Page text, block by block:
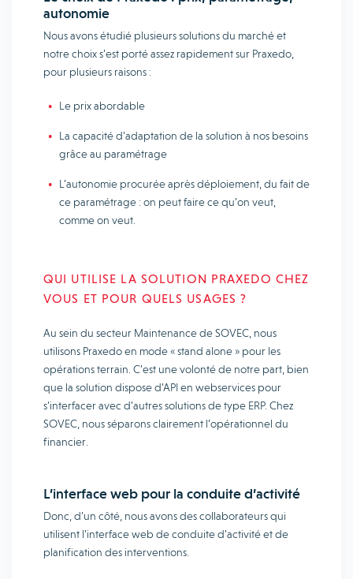
autonomie
Nous avons étudié plusieurs solutions du marché et
notre choix s’est porté assez rapidement sur Praxedo,
pour plusieurs raisons :
Le prix abordable
La capacité d’adaptation de la solution à nos besoins
grâce au paramétrage
L’autonomie procurée après déploiement, du fait de
ce paramétrage : on peut faire ce qu’on veut,
comme on veut.
QUI UTILISE LA SOLUTION PRAXEDO CHEZ
VOUS ET POUR QUELS USAGES ?
Au sein du secteur Maintenance de SOVEC, nous
utilisons Praxedo en mode « stand alone » pour les
opérations terrain. C’est une volonté de notre part, bien
que la solution dispose d’API en webservices pour
s’interfacer avec d’autres solutions de type ERP. Chez
SOVEC, nous séparons clairement l’opérationnel du
financier.
L’interface web pour la conduite d’activité
Donc, d’un côté, nous avons des collaborateurs qui
utilisent l’interface web de conduite d’activité et de
planification des interventions.